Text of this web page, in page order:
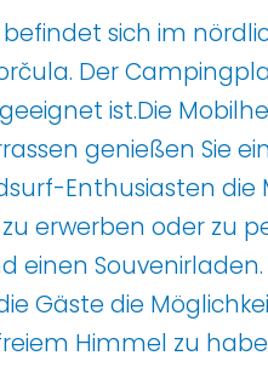
sich im
Der
ist.Die
genießen Sie
Enthusiasten
erwerben oder zu
einen
Gäste die
Himmel zu